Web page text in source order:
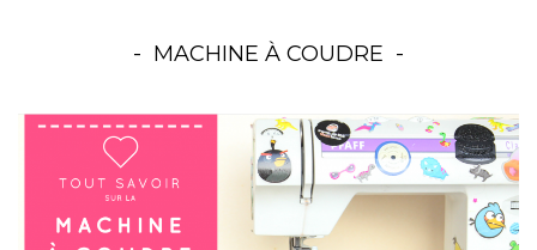
MACHINE À COUDRE